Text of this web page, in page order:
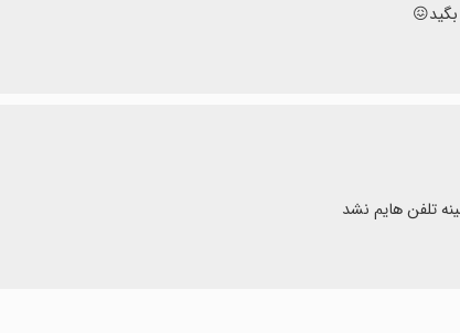
تلفن هایم نشد